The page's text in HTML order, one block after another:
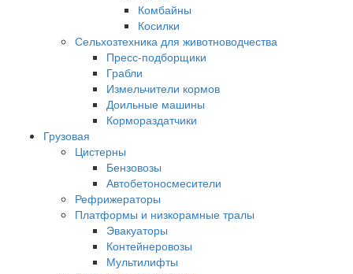
Комбайны
Косилки
Сельхозтехника для животноводчества
Пресс-подборщики
Грабли
Измельчители кормов
Доильные машины
Кормораздатчики
Грузовая
Цистерны
Бензовозы
Автобетоносмесители
Рефрижераторы
Платформы и низкорамные тралы
Эвакуаторы
Контейнеровозы
Мультилифты